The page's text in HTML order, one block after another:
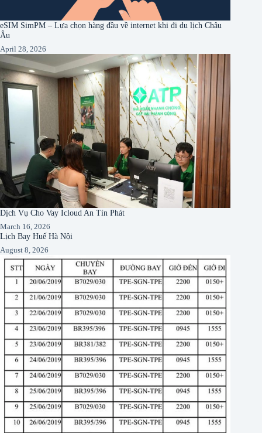
eSIM SimPM – Lựa chọn hàng đầu về internet khi đi du lịch Châu
Âu
April 28, 2026
Dịch Vụ Cho Vay Icloud An Tín Phát
March 16, 2026
Lịch Bay Huế Hà Nội
August 8, 2026